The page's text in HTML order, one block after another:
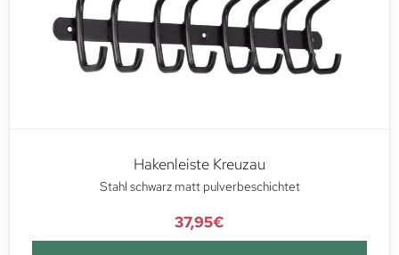
Hakenleiste Kreuzau
Stahl schwarz matt pulverbeschichtet
37,95€